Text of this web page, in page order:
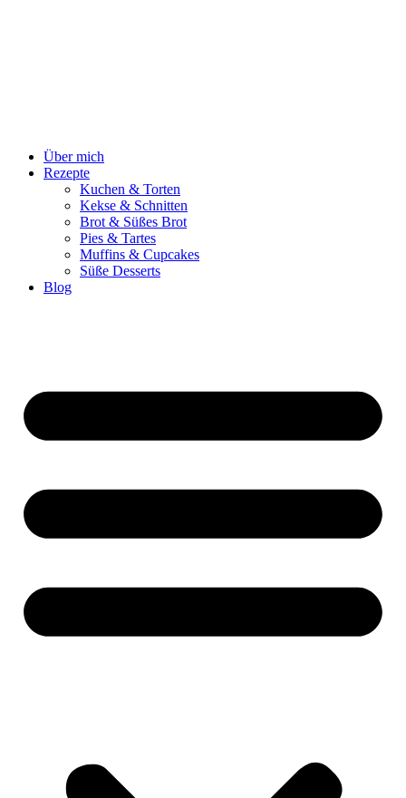
Über mich
Rezepte
Kuchen & Torten
Kekse & Schnitten
Brot & Süßes Brot
Pies & Tartes
Muffins & Cupcakes
Süße Desserts
Blog